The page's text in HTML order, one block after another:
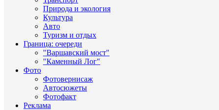
Природа и экология
Культура
Авто
Туризм и отдых
Граница: очереди
"Варшавский мост"
"Каменный Лог"
Фото
Фотовернисаж
Автосюжеты
Фотофакт
Реклама